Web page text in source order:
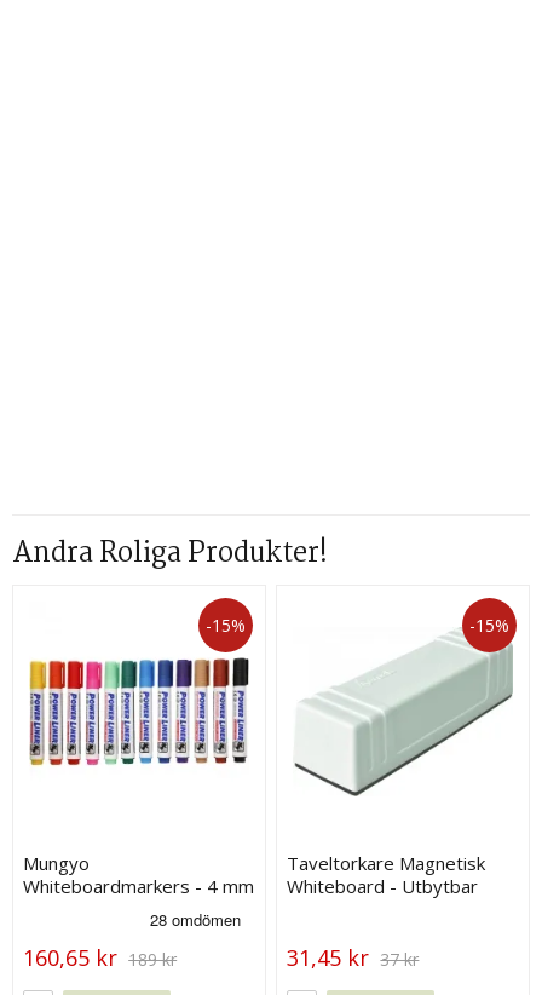
Andra Roliga Produkter!
-15%
Mungyo
Whiteboardmarkers - 4 mm
160,65 kr 189 kr
-15%
Taveltorkare Magnetisk
Whiteboard - Utbytbar
31,45 kr 37 kr